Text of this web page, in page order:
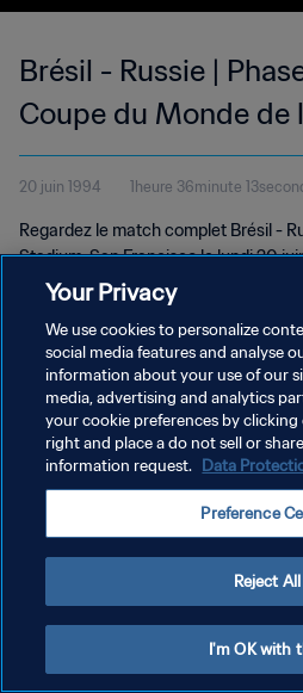
Brésil - Russie |
Coupe du Monde de
Unis 1994™ | Match
20 juin 1994 1heure 36minute
Regardez le match complet Brésil -
Stadium, San Francisco le lundi 20
POLITIQUE DE CONFIDENTIALITÉ
CONDITIONS D'UTILISATION
GÉRER VOS PRÉFÉRENCES SUR LES
Your Privacy
We use cookies to personalize
social media features and analyse
information about your use of our
media, advertising and analytics
your cookie preferences by
right and place a do not sell or
information request. Data
Preference
Reject All
I'm OK with